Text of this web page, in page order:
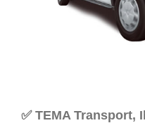
✅ TEMA Transport,